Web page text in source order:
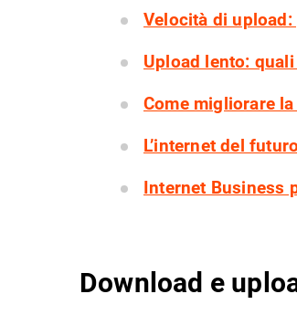
Velocità di
Upload lento:
Come migliorare
L’internet del
Internet Business
Download e